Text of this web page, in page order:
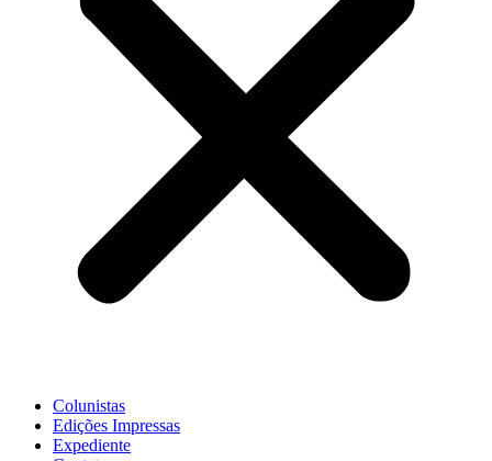
Colunistas
Edições Impressas
Expediente